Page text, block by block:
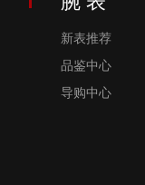
新表推荐
品鉴中心
导购中心